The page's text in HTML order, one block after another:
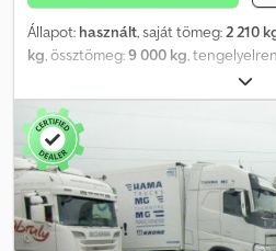
Állapot: használt, saját tömeg:2 210
kg, össztömeg:9 000 kg,
,
teljes hossz:2 480 mm, teljes
magasság:
385/65R22,5
tengely | Pótkeréktartó | Hátsó
Tárcsafékek | Saját tömeg: 2260 kg |
ig | A tévedés, beviteli hiba és
Dodpfx Aezn H N Ejfaokr